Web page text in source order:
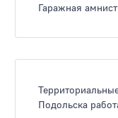
Гаражная
Подольска